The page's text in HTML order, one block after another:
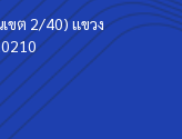
ขต 2/40) แขวง